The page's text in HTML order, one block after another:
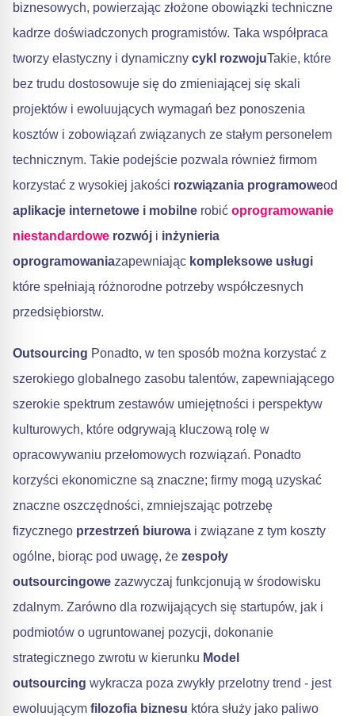
biznesowych, powierzając złożone obowiązki techniczne
kadrze doświadczonych programistów. Taka współpraca
tworzy elastyczny i dynamiczny cykl rozwojuTakie, które
bez trudu dostosowuje się do zmieniającej się skali
projektów i ewoluujących wymagań bez ponoszenia
kosztów i zobowiązań związanych ze stałym personelem
technicznym. Takie podejście pozwala również firmom
korzystać z wysokiej jakości rozwiązania programoweod
aplikacje internetowe i mobilne robić oprogramowanie
niestandardowe rozwój i inżynieria
oprogramowaniazapewniając kompleksowe usługi
które spełniają różnorodne potrzeby współczesnych
przedsiębiorstw.
Outsourcing Ponadto, w ten sposób można korzystać z
szerokiego globalnego zasobu talentów, zapewniającego
szerokie spektrum zestawów umiejętności i perspektyw
kulturowych, które odgrywają kluczową rolę w
opracowywaniu przełomowych rozwiązań. Ponadto
korzyści ekonomiczne są znaczne; firmy mogą uzyskać
znaczne oszczędności, zmniejszając potrzebę
fizycznego przestrzeń biurowa i związane z tym koszty
ogólne, biorąc pod uwagę, że zespoły
outsourcingowe zazwyczaj funkcjonują w środowisku
zdalnym. Zarówno dla rozwijających się startupów, jak i
podmiotów o ugruntowanej pozycji, dokonanie
strategicznego zwrotu w kierunku Model
outsourcing wykracza poza zwykły przelotny trend - jest
ewoluującym filozofia biznesu która służy jako paliwo